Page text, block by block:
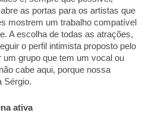
as portas para os artistas que
mostrem um trabalho compatível
A escolha de todas as atrações,
o perfil intimista proposto pelo
um grupo que tem um vocal ou
cabe aqui, porque nossa
Sérgio.
ativa